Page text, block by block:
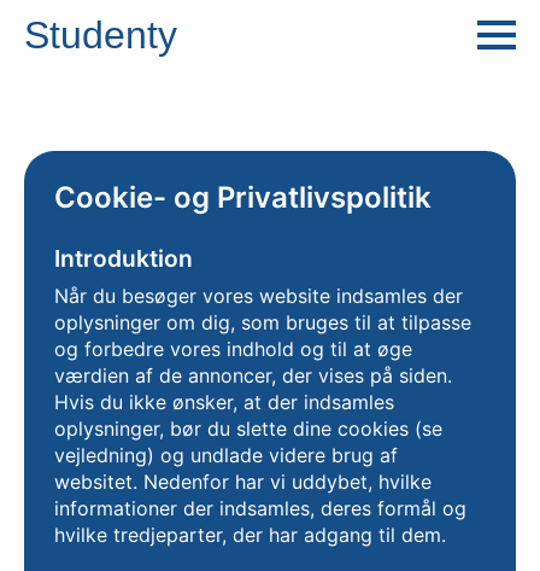
Studenty
Cookie- og Privatlivspolitik
Introduktion
Når du besøger vores website indsamles der
oplysninger om dig, som bruges til at tilpasse
og forbedre vores indhold og til at øge
værdien af de annoncer, der vises på siden.
Hvis du ikke ønsker, at der indsamles
oplysninger, bør du slette dine cookies (se
vejledning) og undlade videre brug af
websitet. Nedenfor har vi uddybet, hvilke
informationer der indsamles, deres formål og
hvilke tredjeparter, der har adgang til dem.